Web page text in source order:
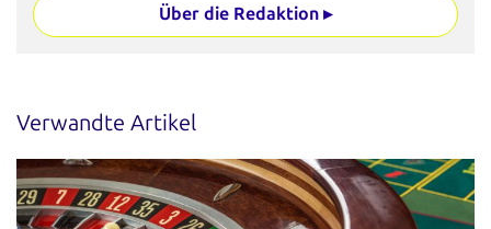
Über die Redaktion ▸
Verwandte Artikel